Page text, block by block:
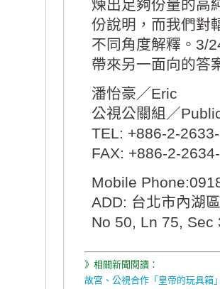
煉出足夠份量的高
份說明，而我們對
不同角度解釋。3/
帶來另一面向的答
潘怡豪／Eric
公視公關組／
TEL: +886-2-
FAX: +886-2-
Mobile
ADD: 台北市內湖
No 50, Ln 75, Sec
》相關新聞閱讀：
故宮、公視合作「皇帝的玩具箱